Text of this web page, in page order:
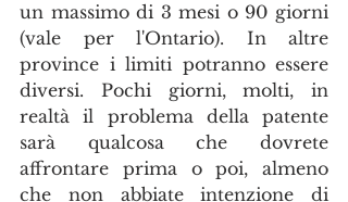
un massimo di 3 mesi o 90 giorni
(vale per l'Ontario). In altre
province i limiti potranno essere
diversi. Pochi giorni, molti, in
realtà il problema della patente
sarà qualcosa che dovrete
affrontare prima o poi, almeno
che non abbiate intenzione di